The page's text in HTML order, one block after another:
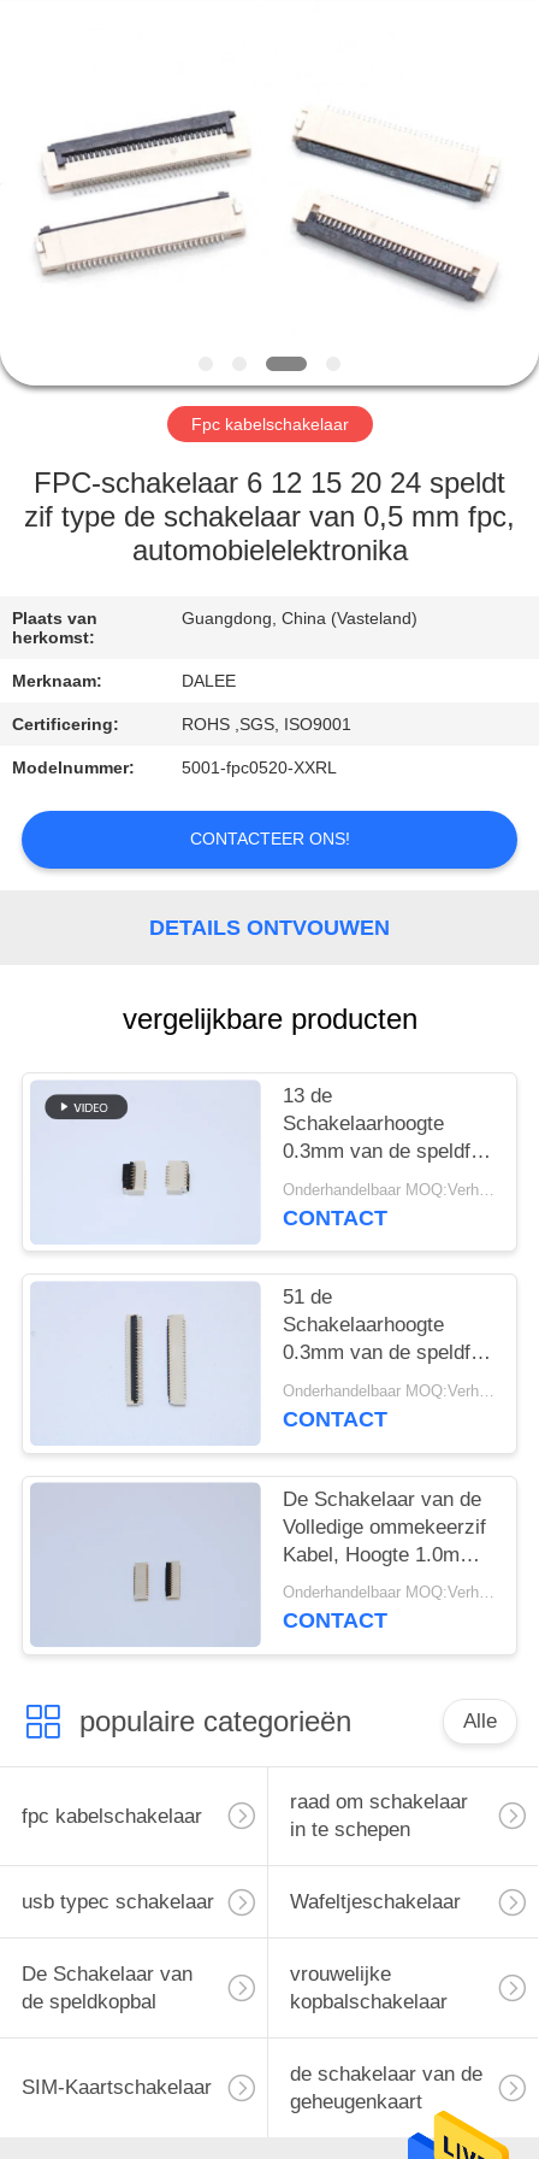
HUIS
PRODUCTEN
ONGEVEER
FABRIEKSREIS
KWALITEITSCONTROLE
CONTACTEER
EEN
CITAAT
NEWS
SITEMAP
PRIVACY
Fpc kabelschakelaar
FPC-schakelaar 6 12 15 20 24 speldt
zif type de schakelaar van 0,5 mm fpc,
automobielelektronika
Plaats van
herkomst:
Guangdong, China (Vasteland)
Merknaam: DALEE
Certificering: ROHS ,SGS, ISO9001
Modelnummer: 5001-fpc0520-XXRL
CONTACTEER ONS!
DETAILS ONTVOUWEN
vergelijkbare producten
13 de
Schakelaarhoogte
0.3mm van de speldfpc
Kabel Gemakkelijk op
R/A SMT met Hoogte
Onderhandelbaar MOQ:Verhandelbaar
CONTACT
51 de
Schakelaarhoogte
0.3mm van de speldfpc
Flex Kabel
gemakkelijk-op R/A
Onderhandelbaar MOQ:Verhandelbaar
CONTACT
De Schakelaar van de
Volledige ommekeerzif
Kabel, Hoogte 1.0mm
Elektrokabelschakelaars
9-61 Spelden
Onderhandelbaar MOQ:Verhandelbaar
CONTACT
populaire categorieën Alle
fpc kabelschakelaar
raad om schakelaar
in te schepen
usb typec schakelaar Wafeltjeschakelaar
De Schakelaar van
de speldkopbal
vrouwelijke
kopbalschakelaar
SIM-Kaartschakelaar
de schakelaar van de
geheugenkaart